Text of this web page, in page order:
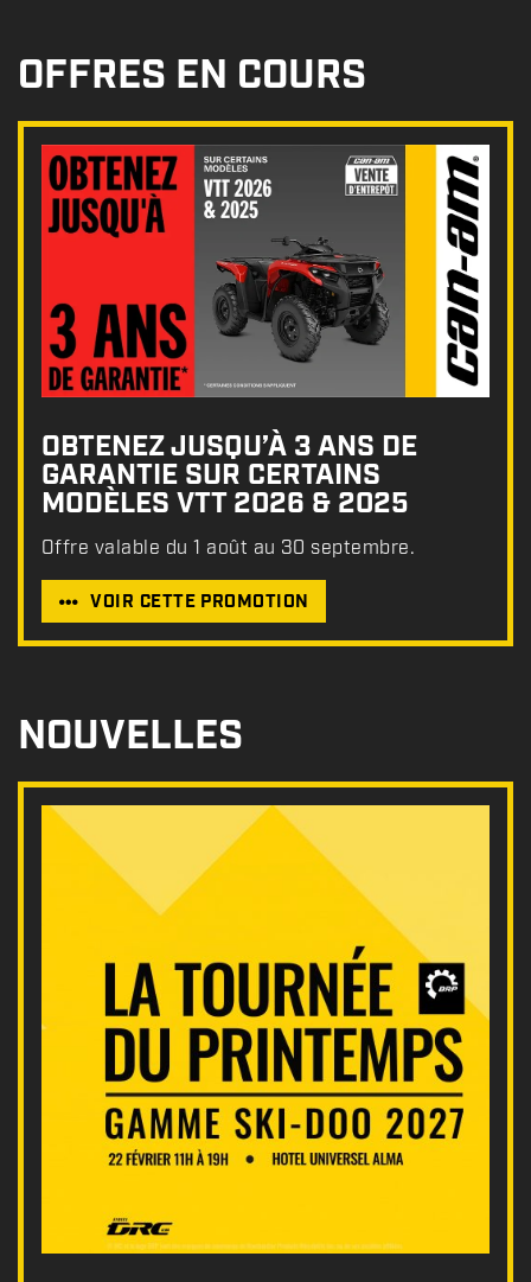
OFFRES EN COURS
OBTENEZ JUSQU’À 3 ANS DE
GARANTIE SUR CERTAINS
MODÈLES VTT 2026 & 2025
Offre valable du 1 août au 30 septembre.
VOIR CETTE PROMOTION
NOUVELLES